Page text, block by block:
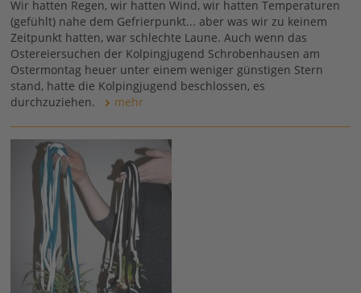
Wir hatten Regen, wir hatten Wind, wir hatten Temperaturen
(gefühlt) nahe dem Gefrierpunkt... aber was wir zu keinem
Zeitpunkt hatten, war schlechte Laune. Auch wenn das
Ostereiersuchen der Kolpingjugend Schrobenhausen am
Ostermontag heuer unter einem weniger günstigen Stern
stand, hatte die Kolpingjugend beschlossen, es
durchzuziehen.
mehr